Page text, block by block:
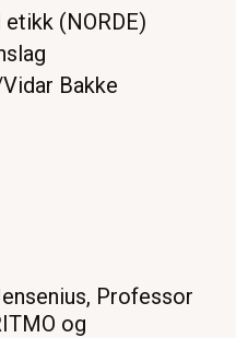
(NORDE)
Bakke
Professor
og